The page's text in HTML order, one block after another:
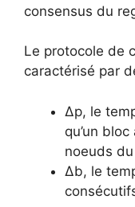
consensus du
Le protocole de
caractérisé par
Δp, le
qu’un
noeuds
Δb, le